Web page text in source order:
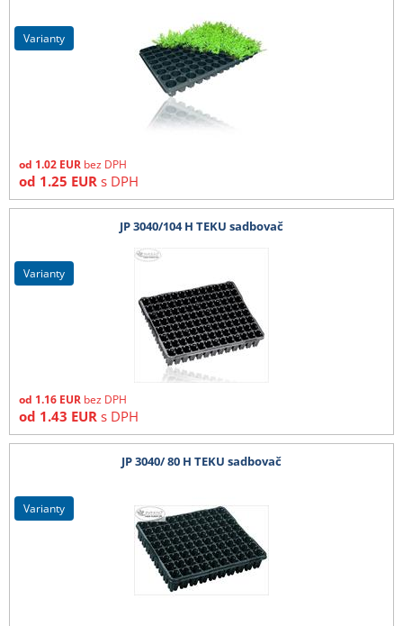
od 1.02 EUR bez DPH
od 1.25 EUR s DPH
varianty
JP 3040/104 H TEKU sadbovač
od 1.16 EUR bez DPH
od 1.43 EUR s DPH
varianty
JP 3040/ 80 H TEKU sadbovač
varianty